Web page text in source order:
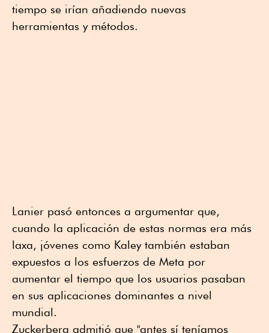
tiempo se irían añadiendo nuevas
herramientas y métodos.
Lanier pasó entonces a argumentar que,
cuando la aplicación de estas normas era más
laxa, jóvenes como Kaley también estaban
expuestos a los esfuerzos de Meta por
aumentar el tiempo que los usuarios pasaban
en sus aplicaciones dominantes a nivel
mundial.
Zuckerberg admitió que "antes sí teníamos